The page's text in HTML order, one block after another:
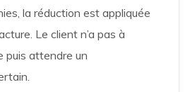
la réduction est appliquée
Le client n’a pas à
puis attendre un